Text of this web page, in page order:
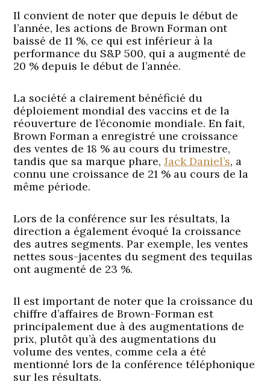
Il convient de noter que depuis le début de
l’année, les actions de Brown Forman ont
baissé de 11 %, ce qui est inférieur à la
performance du S&P 500, qui a augmenté de
20 % depuis le début de l’année.
La société a clairement bénéficié du
déploiement mondial des vaccins et de la
réouverture de l’économie mondiale. En fait,
Brown Forman a enregistré une croissance
des ventes de 18 % au cours du trimestre,
tandis que sa marque phare,Jack Daniel’s, a
connu une croissance de 21 % au cours de la
même période.
Lors de la conférence sur les résultats, la
direction a également évoqué la croissance
des autres segments. Par exemple, les ventes
nettes sous-jacentes du segment des tequilas
ont augmenté de 23 %.
Il est important de noter que la croissance du
chiffre d’affaires de Brown-Forman est
principalement due à des augmentations de
prix, plutôt qu’à des augmentations du
volume des ventes, comme cela a été
mentionné lors de la conférence téléphonique
sur les résultats.